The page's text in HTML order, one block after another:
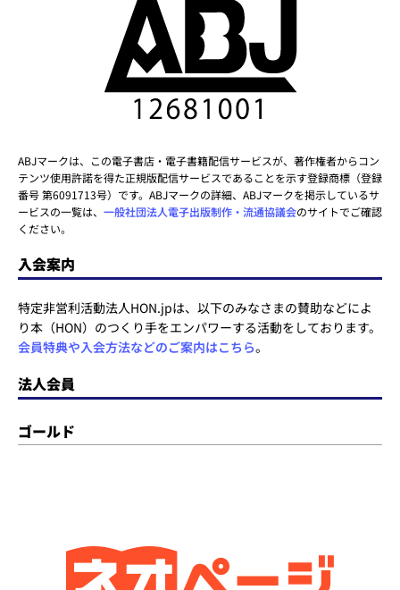
ABJマークは、この電子書店・電子書籍配信サービスが、著作権者からコン
テンツ使用許諾を得た正規版配信サービスであることを示す登録商標（登録
番号 第6091713号）です。ABJマークの詳細、ABJマークを掲示しているサ
ービスの一覧は、 一般社団法人電子出版制作・流通協議会のサイトでご確認
ください。
入会案内
特定非営利活動法人HON.jpは、以下のみなさまの賛助などによ
り本（HON）のつくり手をエンパワーする活動をしております。
会員特典や入会方法などのご案内はこちら。
法人会員
ゴールド